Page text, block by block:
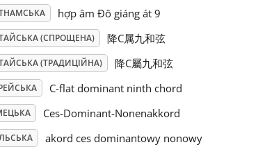
hợp âm Đô giáng át 9
(СПРОЩЕНА) 降C属九和弦
(ТРАДИЦІЙНА) 降C屬九和弦
C-flat dominant ninth chord
Ces-Dominant-Nonenakkord
akord ces dominantowy nonowy